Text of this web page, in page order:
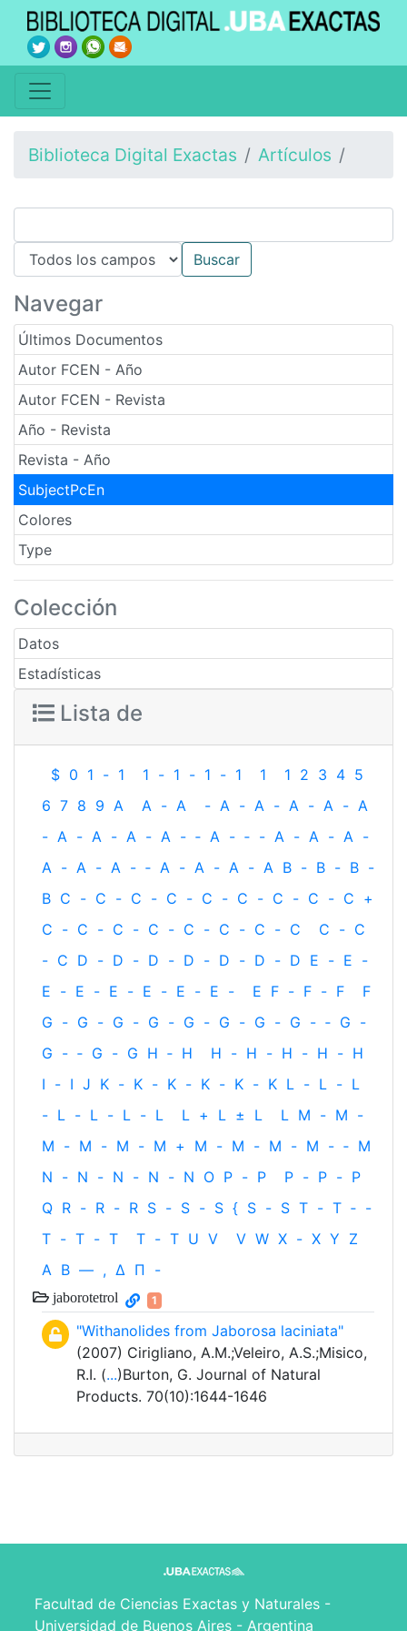
Biblioteca Digital Exactas Artículos
Navegar
Últimos Documentos
Autor FCEN - Año
Autor FCEN - Revista
Año - Revista
Revista - Año
SubjectPcEn
Colores
Type
Colección
Datos
Estadísticas
Lista de
$ 0 1 - 1 1 - 1 - 1 - 1 1 1 2 3 4 5
6 7 8 9 A A - A - A - A - A - A - A
- A - A - A - A - ‐ A - ‐ - A - A - A -
A - A - A - ‐ A - A - A - A B - B - B -
B C - C - C - C - C - C - C - C - C +
C - C - C - C - C - C - C - C C - C
- C D - D - D - D - D - D - D E - E -
E - E - E - E - E - E - E F - F - F
F
G - G - G - G - G - G - G - G - ‐ G -
G - ‐ G - G H ‐ H H - H - H - H - H
I - I J K - K - K - K - K - K L - L - L
- L - L - L - L L + L ± L L M - M -
M - M - M - M + M - M - M - M - ‐ M
N - N - N - N - N O P - P P - P - P
Q R - R - R S - S - S { S - S T - T ‐ -
T - T - T T - T U V V W X - X Y Z
Α Β — , Δ Π -
jaborotetrol 1
"Withanolides from Jaborosa laciniata"
(2007) Cirigliano, A.M.;Veleiro, A.S.;Misico,
R.I. (...)Burton, G. Journal of Natural
Products. 70(10):1644-1646
Facultad de Ciencias Exactas y Naturales -
Universidad de Buenos Aires - Argentina